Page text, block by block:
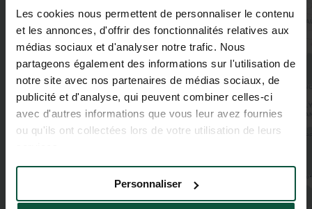
Les cookies nous permettent de personnaliser le contenu
et les annonces, d'offrir des fonctionnalités relatives aux
médias sociaux et d'analyser notre trafic. Nous
partageons également des informations sur l'utilisation de
notre site avec nos partenaires de médias sociaux, de
publicité et d'analyse, qui peuvent combiner celles-ci
avec d'autres informations que vous leur avez fournies
ou qu'ils ont collectées lors de votre utilisation de leurs
Personnaliser